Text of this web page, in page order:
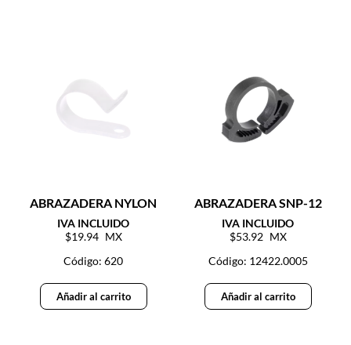
ABRAZADERA NYLON
19.94
Código: 620
Añadir al carrito
ABRAZADERA SNP-12
53.92
Código: 12422.0005
Añadir al carrito